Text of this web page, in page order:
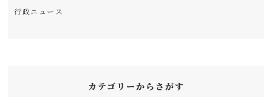
行政ニュース
カテゴリーからさがす